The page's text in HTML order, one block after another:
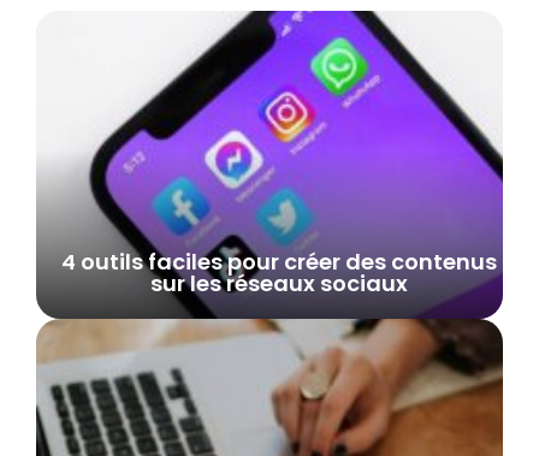
4 outils faciles pour créer des contenus
sur les réseaux sociaux